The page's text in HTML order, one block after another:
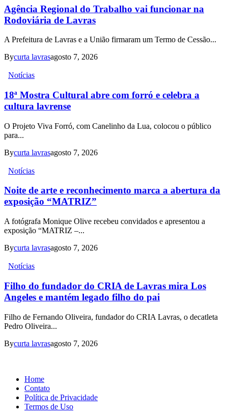
Agência Regional do Trabalho vai funcionar na
Rodoviária de Lavras
A Prefeitura de Lavras e a União firmaram um Termo de Cessão...
Bycurta lavrasagosto 7, 2026
Notícias
18ª Mostra Cultural abre com forró e celebra a
cultura lavrense
O Projeto Viva Forró, com Canelinho da Lua, colocou o público
para...
Bycurta lavrasagosto 7, 2026
Notícias
Noite de arte e reconhecimento marca a abertura da
exposição “MATRIZ”
A fotógrafa Monique Olive recebeu convidados e apresentou a
exposição “MATRIZ –...
Bycurta lavrasagosto 7, 2026
Notícias
Filho do fundador do CRIA de Lavras mira Los
Angeles e mantém legado filho do pai
Filho de Fernando Oliveira, fundador do CRIA Lavras, o decatleta
Pedro Oliveira...
Bycurta lavrasagosto 7, 2026
Home
Contato
Política de Privacidade
Termos de Uso